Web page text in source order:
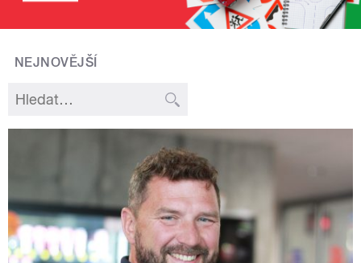
NEJNOVĚJŠÍ